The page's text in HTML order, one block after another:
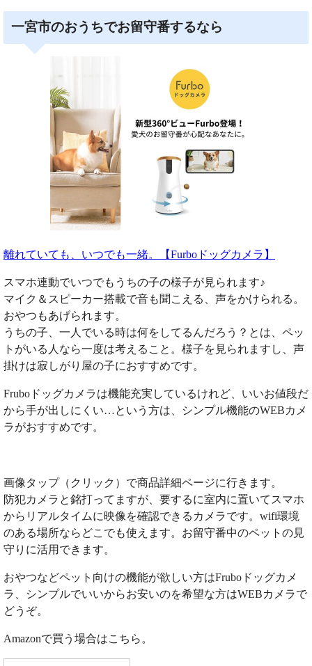
一宮市のおうちでお留守番するなら
離れていても、いつでも一緒。【Furboドッグカメラ】
スマホ連動でいつでもうちの子の様子が見られます♪
マイク＆スピーカー搭載で音も聞こえる、声をかけられる。
おやつもあげられます。
うちの子、一人でいる時は何をしてるんだろう？とは、ペッ
トがいる人なら一度は考えること。様子を見られますし、声
掛けは寂しがり屋の子におすすめです。
Fruboドッグカメラは機能充実しているけれど、いいお値段だ
から手が出しにくい…という方は、シンプル機能のWEBカメ
ラがおすすめです。
画像タップ（クリック）で商品詳細ページに行きます。
防犯カメラと銘打ってますが、要するに室内に置いてスマホ
からリアルタイムに映像を確認できるカメラです。wifi環境
のある場所ならどこでも使えます。お留守番中のペットの見
守りに活用できます。
おやつなどペット向けの機能が欲しい方はFruboドッグカメ
ラ、シンプルでいいからお安いのを希望な方はWEBカメラで
どうぞ。
Amazonで買う場合はこちら。